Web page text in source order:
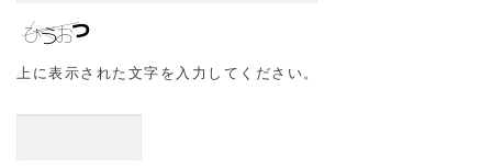
上に表示された文字を入力してください。